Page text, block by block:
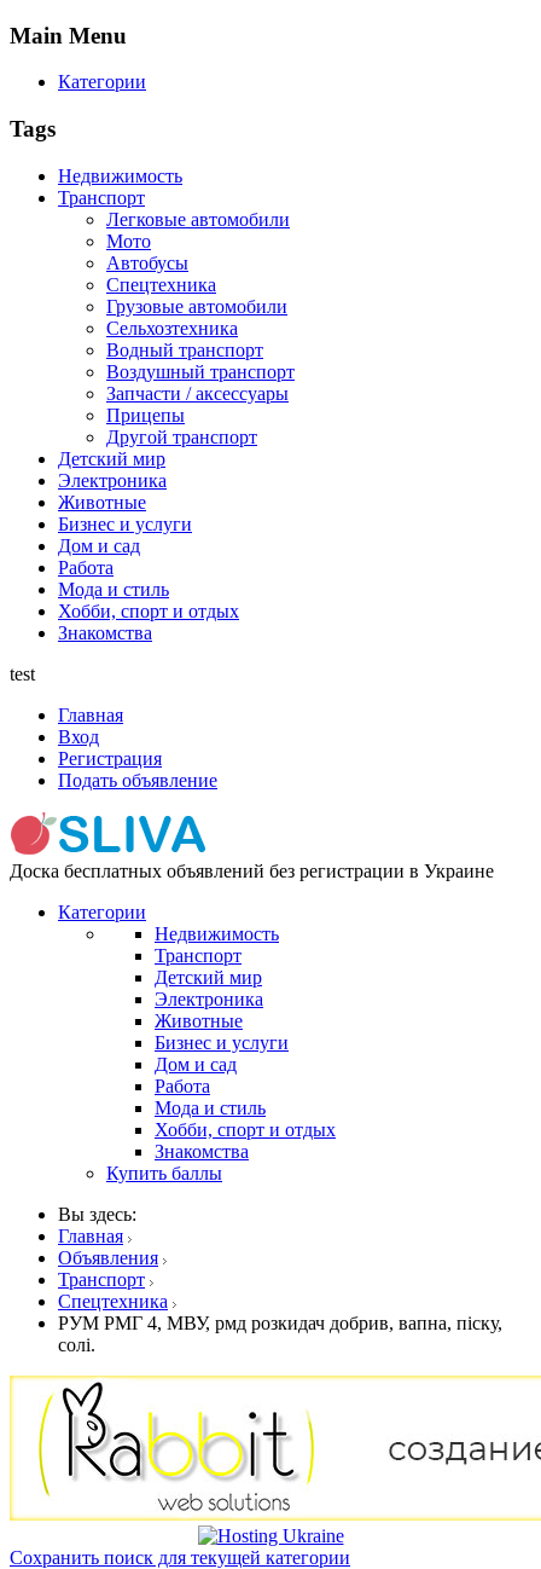
Main Menu
Категории
Tags
Недвижимость
Транспорт
Легковые автомобили
Мото
Автобусы
Спецтехника
Грузовые автомобили
Сельхозтехника
Водный транспорт
Воздушный транспорт
Запчасти / аксессуары
Прицепы
Другой транспорт
Детский мир
Электроника
Животные
Бизнес и услуги
Дом и сад
Работа
Мода и стиль
Хобби, спорт и отдых
Знакомства
test
Главная
Вход
Регистрация
Подать объявление
Доска бесплатных объявлений без регистрации в Украине
Категории
Недвижимость
Транспорт
Детский мир
Электроника
Животные
Бизнес и услуги
Дом и сад
Работа
Мода и стиль
Хобби, спорт и отдых
Знакомства
Купить баллы
Вы здесь:
Главная
Объявления
Транспорт
Спецтехника
РУМ РМГ 4, МВУ, рмд розкидач добрив, вапна, піску,
солі.
Сохранить поиск для текущей категории